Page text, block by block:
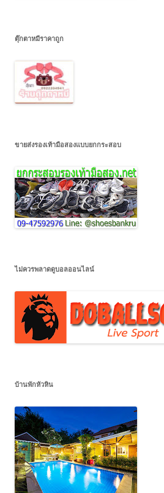
ตุ๊กตาหมีราคาถูก
ขายส่งรองเท้ามือสองแบบยกกระสอบ
ไม่ควรพลาดดูบอลออนไลน์
บ้านพักหัวหิน